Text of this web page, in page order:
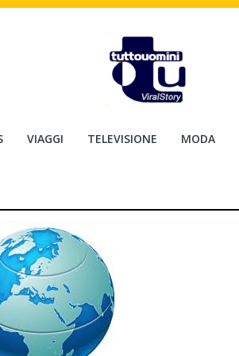
VIAGGI TELEVISIONE MODA